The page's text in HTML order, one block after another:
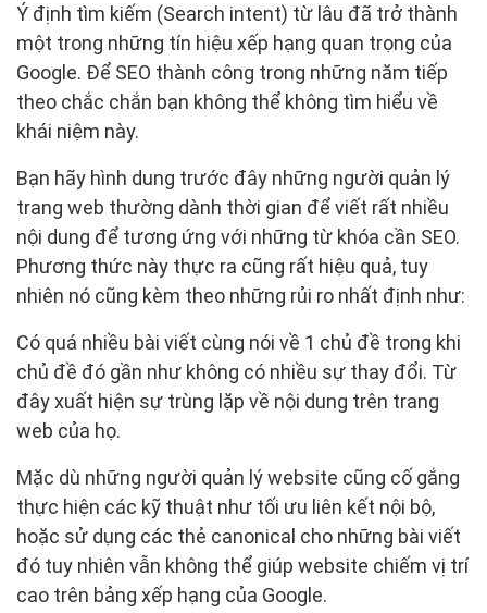
Ý định tìm kiếm (Search intent) từ lâu đã trở thành
một trong những tín hiệu xếp hạng quan trọng của
Google. Để SEO thành công trong những năm tiếp
theo chắc chắn bạn không thể không tìm hiểu về
khái niệm này.
Bạn hãy hình dung trước đây những người quản lý
trang web thường dành thời gian để viết rất nhiều
nội dung để tương ứng với những từ khóa cần SEO.
Phương thức này thực ra cũng rất hiệu quả, tuy
nhiên nó cũng kèm theo những rủi ro nhất định như:
Có quá nhiều bài viết cùng nói về 1 chủ đề trong khi
chủ đề đó gần như không có nhiều sự thay đổi. Từ
đây xuất hiện sự trùng lặp về nội dung trên trang
web của họ.
Mặc dù những người quản lý website cũng cố gắng
thực hiện các kỹ thuật như tối ưu liên kết nội bộ,
hoặc sử dụng các thẻ canonical cho những bài viết
đó tuy nhiên vẫn không thể giúp website chiếm vị trí
cao trên bảng xếp hạng của Google.